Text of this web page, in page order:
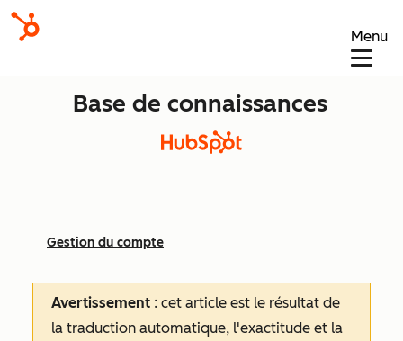
Menu
Base de connaissances
Gestion du compte
Avertissement : cet article est le résultat de
la traduction automatique, l'exactitude et la